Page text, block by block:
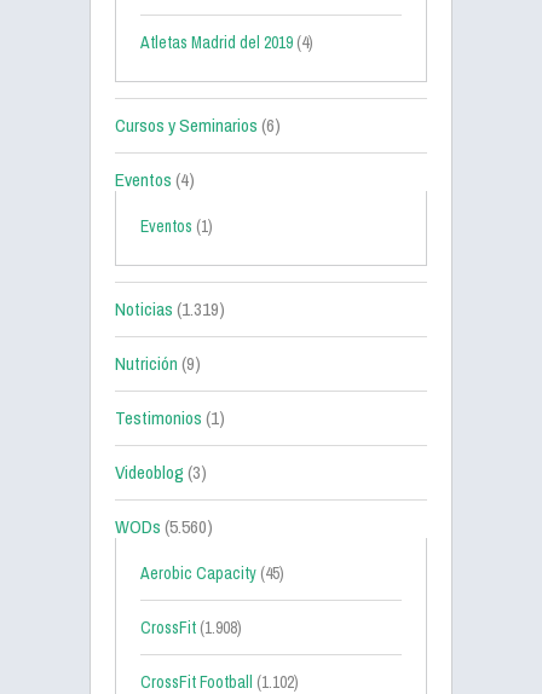
Atletas Madrid del 2019 (4)
Cursos y Seminarios(6)
Eventos(4)
Eventos (1)
Noticias(1.319)
Nutrición(9)
Testimonios(1)
Videoblog(3)
WODs(5.560)
Aerobic Capacity (45)
CrossFit (1.908)
CrossFit Football (1.102)